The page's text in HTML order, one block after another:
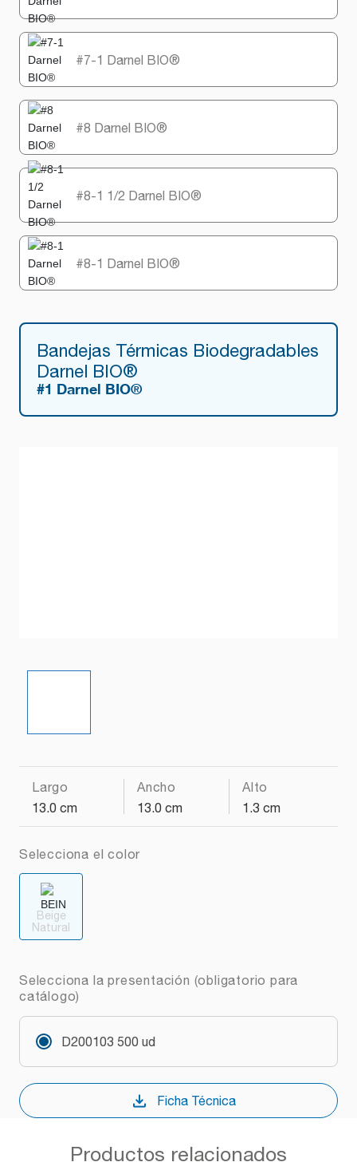
#7-1 Darnel BIO®
#8 Darnel BIO®
#8-1 1/2 Darnel BIO®
#8-1 Darnel BIO®
Bandejas Térmicas Biodegradables
Darnel BIO®
#1 Darnel BIO®
Largo
13.0 cm
Ancho
13.0 cm
Alto
1.3 cm
Selecciona el color
Beige
Natural
Selecciona la presentación (obligatorio para
catálogo)
D200103 500 ud
Ficha Técnica
Productos relacionados